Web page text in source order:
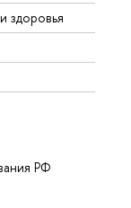
здоровья
РФ